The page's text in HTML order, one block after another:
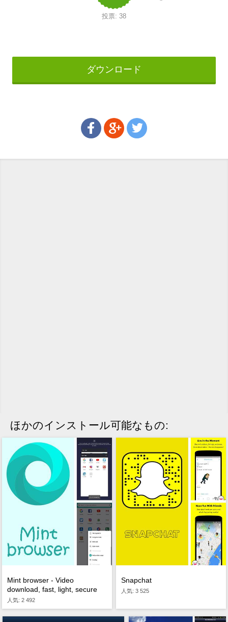
投票: 38
ダウンロード
ほかのインストール可能なもの:
Mint browser - Video
download, fast, light, secure
人気: 2 492
Snapchat
人気: 3 525